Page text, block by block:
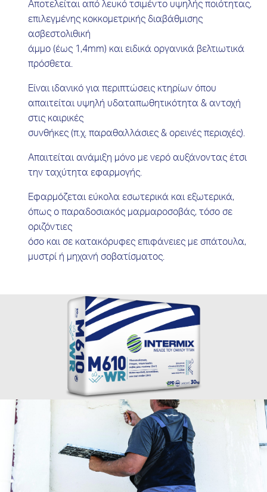
Αποτελείται από λευκό τσιμέντο υψηλής ποιότητας,
επιλεγμένης κοκκομετρικής διαβάθμισης
ασβεστολιθική
άμμο (έως 1,4mm) και ειδικά οργανικά βελτιωτικά
πρόσθετα.
Είναι ιδανικό για περιπτώσεις κτηρίων όπου
απαιτείται υψηλή υδαταπωθητικότητα & αντοχή
στις καιρικές
συνθήκες (π.χ. παραθαλλάσιες & ορεινές περιοχές).
Απαιτείται ανάμιξη μόνο με νερό αυξάνοντας έτσι
την ταχύτητα εφαρμογής.
Εφαρμόζεται εύκολα εσωτερικά και εξωτερικά,
όπως ο παραδοσιακός μαρμαροσοβάς, τόσο σε
οριζόντιες
όσο και σε κατακόρυφες επιφάνειες με σπάτουλα,
μυστρί ή μηχανή σοβατίσματος.